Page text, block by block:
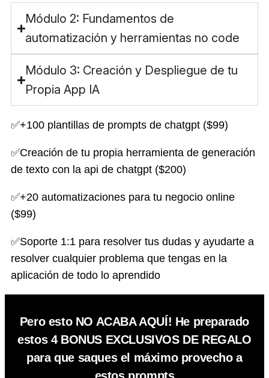
Módulo 2: Fundamentos de
automatización y herramientas no code
Módulo 3: Creación y Despliegue de tu
Propia App IA
✅+100 plantillas de prompts de chatgpt ($99)
✅Creación de tu propia herramienta de generación
de texto con la api de chatgpt ($200)
✅+20 automatizaciones para tu negocio online
($99)
✅Soporte 1:1 para resolver tus dudas y ayudarte a
resolver cualquier problema que tengas en la
aplicación de todo lo aprendido
Pero esto NO ACABA AQUÍ! He preparado
estos 4 BONUS EXCLUSIVOS DE REGALO
para que saques el máximo provecho a